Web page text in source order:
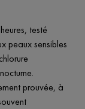
testé
peaux sensibles
prouvée, à